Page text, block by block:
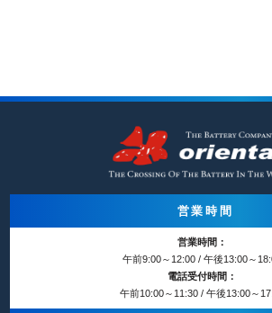
営業時間
営業時間：
午前9:00～12:00 / 午後13:00～
電話受付時間：
午前10:00～11:30 / 午後13:00～